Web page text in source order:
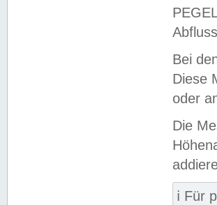
Bei
Diese
oder
Die
ℹ️ Für